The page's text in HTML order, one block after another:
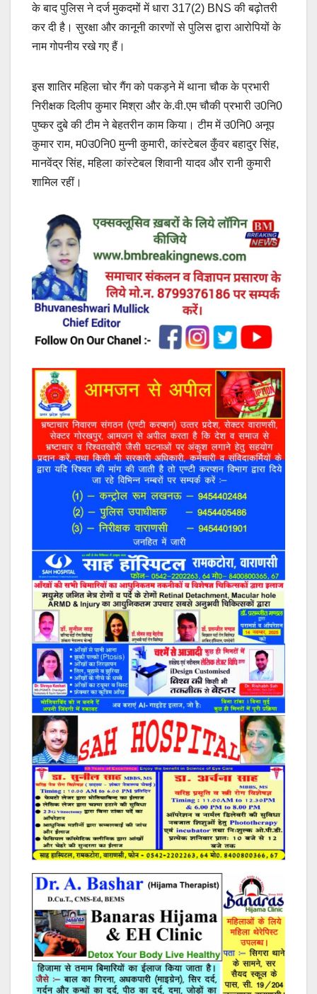
के बाद पुलिस ने दर्ज मुकदमों में धारा 317(2) BNS की बढ़ोतरी
कर दी है। सुरक्षा और कानूनी कारणों से पुलिस द्वारा आरोपियों के
नाम गोपनीय रखे गए हैं।
इस शातिर महिला चोर गैंग को पकड़ने में थाना चौक के प्रभारी
निरीक्षक दिलीप कुमार मिश्रा और के.वी.एम चौकी प्रभारी उ0नि0
पुष्कर दुबे की टीम ने बेहतरीन काम किया। टीम में उ0नि0 अनूप
कुमार राम, म0उ0नि0 मुन्नी कुमारी, कांस्टेबल कुँवर बहादुर सिंह,
मानवेंद्र सिंह, महिला कांस्टेबल शिवानी यादव और रानी कुमारी
शामिल रहीं।